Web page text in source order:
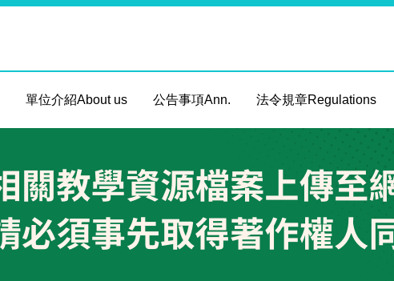
單位介紹About us 公告事項Ann. 法令規章Regulations